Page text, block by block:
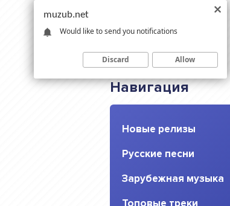
Навигация
Новые релизы
Русские песни
Зарубежная музыка
Топовые треки
muzub.net
Would like to send you notifications
Discard Allow